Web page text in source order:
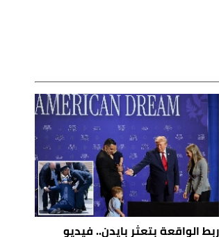
ربط الواقعة بتعثر بايدن.. فيديو